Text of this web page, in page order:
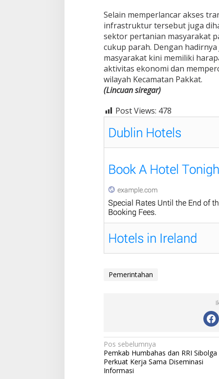
Selain memperlancar akses
infrastruktur tersebut juga
sektor pertanian masyarakat
cukup parah. Dengan hadirnya
masyarakat kini memiliki
aktivitas ekonomi dan
wilayah Kecamatan Pakkat.
(Lincuan siregar)
Post Views: 478
Pemerintahan
N
a
v
Pos sebelumnya
Pemkab Humbahas dan RRI Sibolga
Perkuat Kerja Sama Diseminasi
Informasi